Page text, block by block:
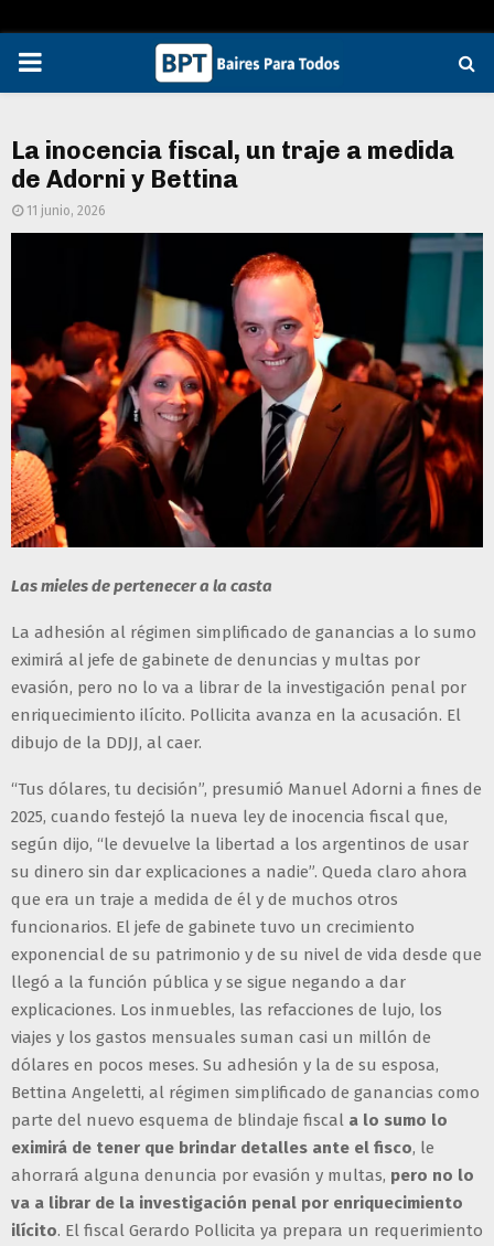
PRIMARY
La inocencia fiscal, un traje a medida
de Adorni y Bettina
11 junio, 2026
Las mieles de pertenecer a la casta
La adhesión al régimen simplificado de ganancias a lo sumo
eximirá al jefe de gabinete de denuncias y multas por
evasión, pero no lo va a librar de la investigación penal por
enriquecimiento ilícito. Pollicita avanza en la acusación. El
dibujo de la DDJJ, al caer.
“Tus dólares, tu decisión”, presumió Manuel Adorni a fines de
2025, cuando festejó la nueva ley de inocencia fiscal que,
según dijo, “le devuelve la libertad a los argentinos de usar
su dinero sin dar explicaciones a nadie”. Queda claro ahora
que era un traje a medida de él y de muchos otros
funcionarios. El jefe de gabinete tuvo un crecimiento
exponencial de su patrimonio y de su nivel de vida desde que
llegó a la función pública y se sigue negando a dar
explicaciones. Los inmuebles, las refacciones de lujo, los
viajes y los gastos mensuales suman casi un millón de
dólares en pocos meses. Su adhesión y la de su esposa,
Bettina Angeletti, al régimen simplificado de ganancias como
parte del nuevo esquema de blindaje fiscal a lo sumo lo
eximirá de tener que brindar detalles ante el fisco, le
ahorrará alguna denuncia por evasión y multas, pero no lo
va a librar de la investigación penal por enriquecimiento
ilícito. El fiscal Gerardo Pollicita ya prepara un requerimiento